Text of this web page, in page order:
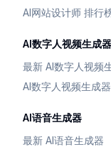
AI网站设计师 排行
AI数字人视频生成器
最新 AI数字人视频
AI数字人视频生成
AI语音生成器
最新 AI语音生成器